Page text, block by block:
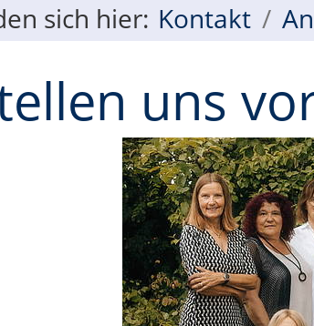
sich hier: Kontakt
uns